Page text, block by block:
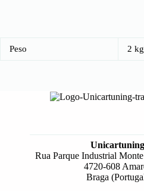
Peso 2 kg
Unicartuning
Rua Parque Industrial Monte
4720-608
Braga